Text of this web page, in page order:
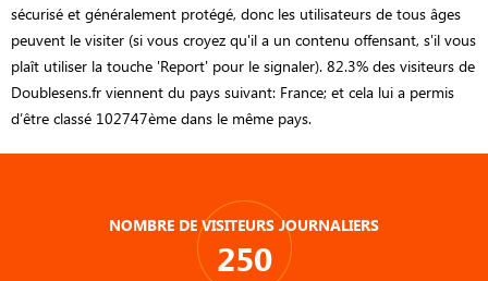
sécurisé et généralement protégé, donc les utilisateurs de tous âges
peuvent le visiter (si vous croyez qu'il a un contenu offensant, s'il vous
plaît utiliser la touche 'Report' pour le signaler). 82.3% des visiteurs de
Doublesens.fr viennent du pays suivant: France; et cela lui a permis
d’être classé 102747ème dans le même pays.
NOMBRE DE VISITEURS JOURNALIERS
250